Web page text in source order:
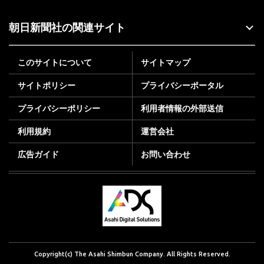
朝日新聞社の関連サイト
このサイトについて サイトマップ
サイトポリシー プライバシーポータル
プライバシーポリシー 利用者情報の外部送信
利用規約 運営会社
広告ガイド お問い合わせ
Copyright(c) The Asahi Shimbun Company. All Rights Reserved.